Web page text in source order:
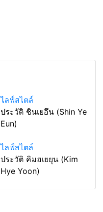
ไลฟ์สไตล์
ประวัติ ชินเยอึน (Shin Ye
Eun)
ไลฟ์สไตล์
ประวัติ คิมฮเยยุน (Kim
Hye Yoon)